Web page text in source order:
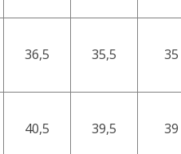
36,5 35,5 35
40,5 39,5 39